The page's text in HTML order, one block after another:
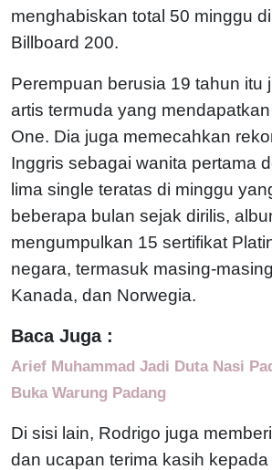
menghabiskan total 50 minggu
Billboard 200.
Perempuan berusia 19 tahun itu
artis termuda yang
One. Dia juga memecahkan
Inggris sebagai wanita pertama
lima single teratas di minggu
beberapa bulan sejak dirilis,
mengumpulkan 15 sertifikat
negara, termasuk masing-
Kanada, dan Norwegia.
Baca Juga :
Arief Muhammad Jadi Duta Nasi
Buka Warung Padang
Di sisi lain, Rodrigo juga
dan ucapan terima kasih